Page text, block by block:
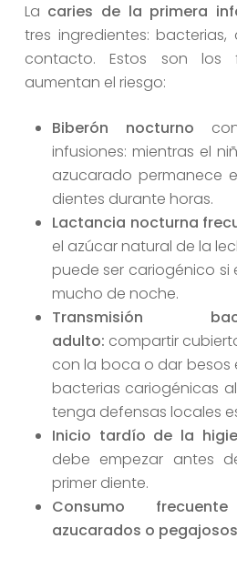
La caries de la primera
tres ingredientes:
contacto. Estos son los
aumentan el riesgo:
Biberón nocturno
infusiones: mientras el
azucarado permanece
dientes durante horas.
Lactancia nocturna
el azúcar natural de la
puede ser cariogénico
mucho de noche.
Transmisión
adulto: compartir
con la boca o dar besos
bacterias cariogénicas
tenga defensas locales
Inicio tardío de la
debe empezar antes
primer diente.
Consumo
azucarados o pegajosos